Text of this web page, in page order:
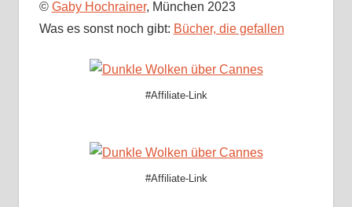
© Gaby Hochrainer, München 2023
Was es sonst noch gibt: Bücher, die gefallen
#Affiliate-Link
#Affiliate-Link